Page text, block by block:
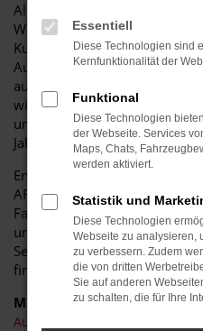
Als erfahrenes Hyundai
Wert auf individuelle Beratung
Kundenservice. Unsere
Auswahl des idealen
ausführlich über alle Details
wir Ihnen maßgeschneiderte
umfangreiche Services, um
Jahreswagen in bestem
Entdecken Sie die Vorteile
AR Auto Roth GmbH –
Fahrspaß zu attraktiven
unsere langjährige Erfahrung
Service, um das perfekte
finden.
Marken
Audi
Essentiell
Diese Technologien sind
Kernfunktionalität der
Funktional
Diese Technologien
der Webseite. Services
Maps, Chats,
werden aktiviert.
Statistik und
Diese Technologien
Webseite zu analysieren,
zu verbessern. Zudem
die von dritten
Sie auf anderen
zu schalten, die für Ihre